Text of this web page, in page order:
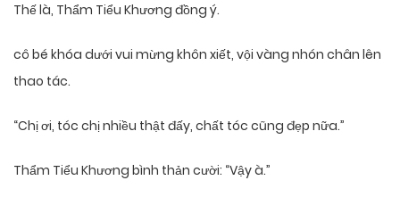
Thế là, Thẩm Tiểu Khương đồng ý.
cô bé khóa dưới vui mừng khôn xiết, vội vàng nhón chân lên
thao tác.
“Chị ơi, tóc chị nhiều thật đấy, chất tóc cũng đẹp nữa.”
Thẩm Tiểu Khương bình thản cười: “Vậy à.”